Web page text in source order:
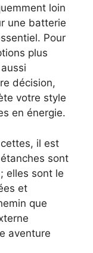
loin
une batterie
Pour
plus
décision,
votre style
en énergie.
il est
sont
elles sont le
et
que
aventure